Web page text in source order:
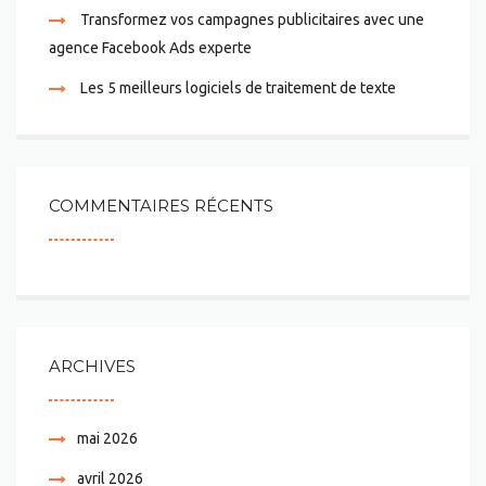
Transformez vos campagnes publicitaires avec une
agence Facebook Ads experte
Les 5 meilleurs logiciels de traitement de texte
COMMENTAIRES RÉCENTS
ARCHIVES
mai 2026
avril 2026